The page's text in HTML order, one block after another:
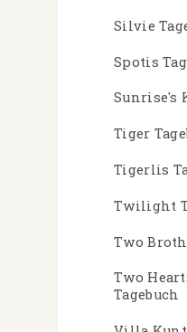
Silvie
Spotis
Sunrise's
Tiger
Tigerlis
Twilight
Two
Two
Tagebuch